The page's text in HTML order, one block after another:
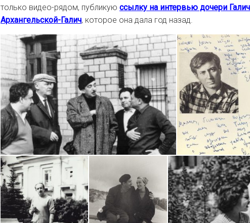
только видео-рядом, публикую ссылку на интервью дочери
Архангельской-Галич, которое она дала год назад.